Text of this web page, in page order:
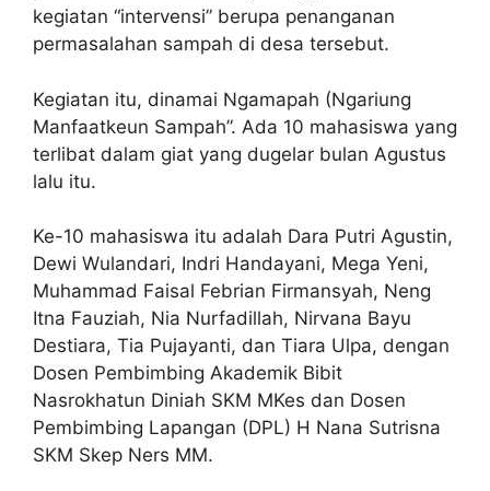
kegiatan “intervensi” berupa penanganan
permasalahan sampah di desa tersebut.
Kegiatan itu, dinamai Ngamapah (Ngariung
Manfaatkeun Sampah”. Ada 10 mahasiswa yang
terlibat dalam giat yang dugelar bulan Agustus
lalu itu.
Ke-10 mahasiswa itu adalah Dara Putri Agustin,
Dewi Wulandari, Indri Handayani, Mega Yeni,
Muhammad Faisal Febrian Firmansyah, Neng
Itna Fauziah, Nia Nurfadillah, Nirvana Bayu
Destiara, Tia Pujayanti, dan Tiara Ulpa, dengan
Dosen Pembimbing Akademik Bibit
Nasrokhatun Diniah SKM MKes dan Dosen
Pembimbing Lapangan (DPL) H Nana Sutrisna
SKM Skep Ners MM.